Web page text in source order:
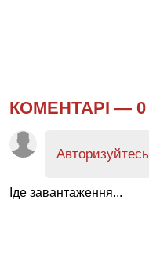
КОМЕНТАРІ — 0
Авторизуйтесь
Іде завантаження...